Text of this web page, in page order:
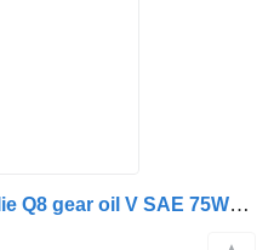
Diversen Versnellingsbakolie Q8 gear oil V SAE 75W80 20L